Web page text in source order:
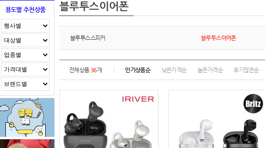
볼펜
6 양심판촉
텀블러
파우치
AP-100125
11 usb
용도별 추천상품 블루투스이어폰
블루투스스피커 블루투스이어폰
전체상품 36개 인기상품순 낮은가격순 높은가격순 후기많은순